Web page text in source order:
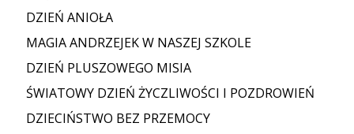
DZIEŃ ANIOŁA
MAGIA ANDRZEJEK W NASZEJ SZKOLE
DZIEŃ PLUSZOWEGO MISIA
ŚWIATOWY DZIEŃ ŻYCZLIWOŚCI I POZDROWIEŃ
DZIECIŃSTWO BEZ PRZEMOCY